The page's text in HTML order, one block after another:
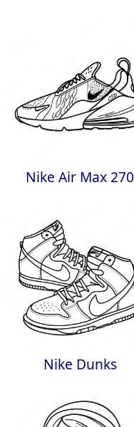
Nike Air Max 270
Nike Dunks